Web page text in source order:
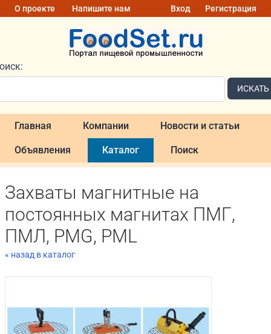
О проекте Напишите нам Вход Регистрация
ИСКАТЬ
Главная Компании Новости и статьи
Объявления Каталог Поиск
Захваты магнитные на
постоянных магнитах ПМГ,
ПМЛ, PMG, PML
« назад в каталог